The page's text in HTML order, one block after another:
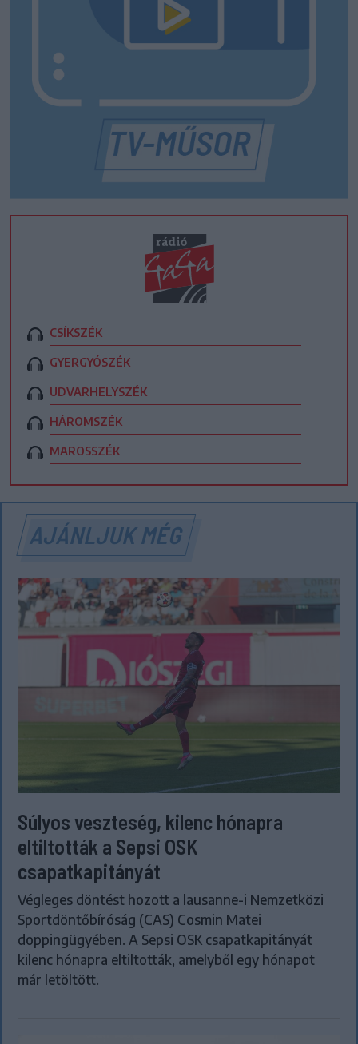
CSÍKSZÉK
GYERGYÓSZÉK
UDVARHELYSZÉK
HÁROMSZÉK
MAROSSZÉK
AJÁNLJUK MÉG
Súlyos veszteség, kilenc hónapra
eltiltották a Sepsi OSK
csapatkapitányát
Végleges döntést hozott a lausanne-i Nemzetközi
Sportdöntőbíróság (CAS) Cosmin Matei
doppingügyében. A Sepsi OSK csapatkapitányát
kilenc hónapra eltiltották, amelyből egy hónapot
már letöltött.